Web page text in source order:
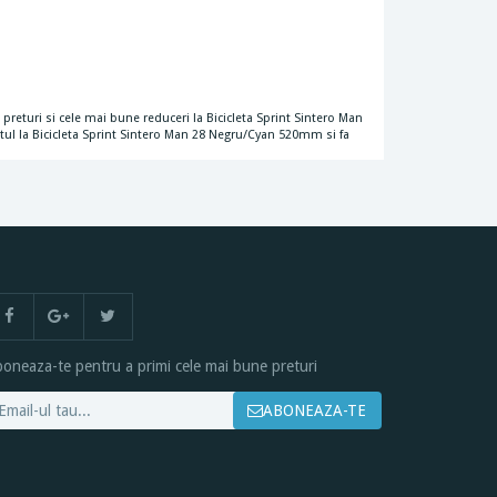
si cele mai bune reduceri la Bicicleta Sprint Sintero Man
la Bicicleta Sprint Sintero Man 28 Negru/Cyan 520mm si fa
te pentru a primi cele mai bune preturi
ABONEAZA-TE